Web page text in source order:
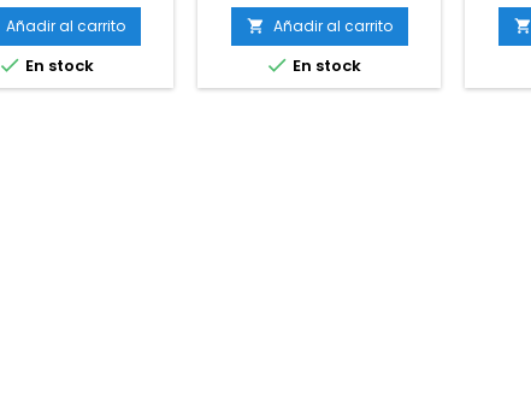
Añadir al carrito
 En stock
base
 Añadir al carrito
 En stock
